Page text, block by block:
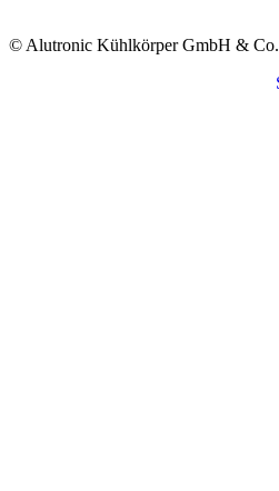
© Alutronic Kühlkörper GmbH &